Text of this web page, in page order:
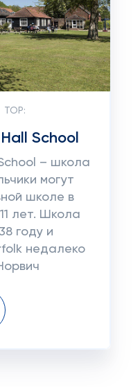
TOP:
School
– школа
могут
школе в
лет. Школа
году и
недалеко